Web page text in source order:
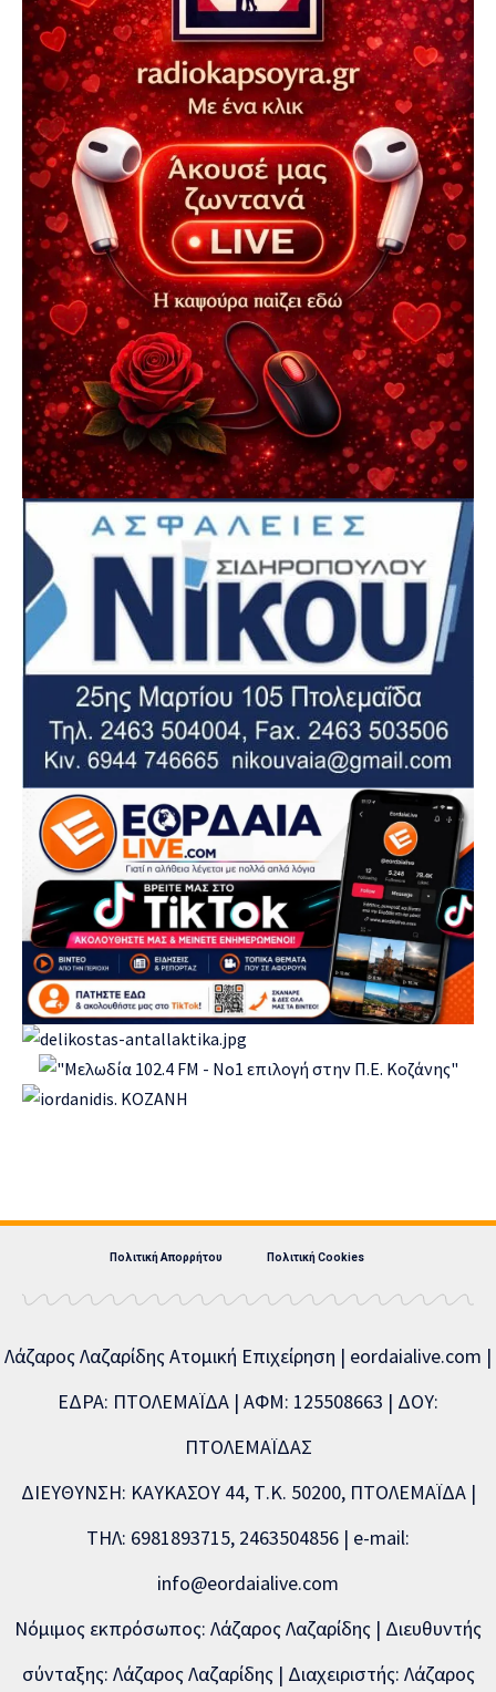
Πολιτική Απορρήτου Πολιτική Cookies
Λάζαρος Λαζαρίδης Ατομική Επιχείρηση | eordaialive.com |
ΕΔΡΑ: ΠΤΟΛΕΜΑΪΔΑ | ΑΦΜ: 125508663 | ΔΟΥ:
ΠΤΟΛΕΜΑΪΔΑΣ
ΔΙΕΥΘΥΝΣΗ: ΚΑΥΚΑΣΟΥ 44, Τ.Κ. 50200, ΠΤΟΛΕΜΑΪΔΑ |
ΤΗΛ: 6981893715, 2463504856 | e-mail:
info@eordaialive.com
Νόμιμος εκπρόσωπος: Λάζαρος Λαζαρίδης | Διευθυντής
σύνταξης: Λάζαρος Λαζαρίδης | Διαχειριστής: Λάζαρος